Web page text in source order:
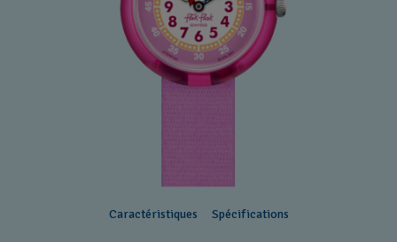
Caractéristiques Spécifications